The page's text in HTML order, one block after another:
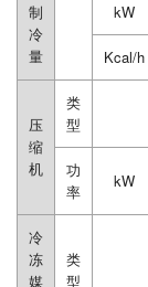
制
冷
量
kW
Kcal/h
压
缩
机
类
型
功
率
kW
冷
冻
媒
类
型